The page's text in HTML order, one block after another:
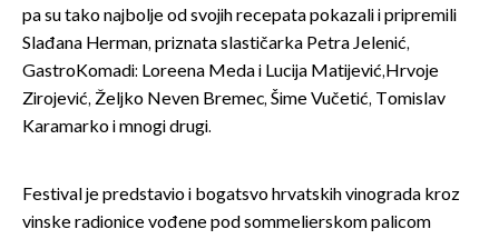
pa su tako najbolje od svojih recepata pokazali i pripremili
Slađana Herman, priznata slastičarka Petra Jelenić,
GastroKomadi: Loreena Meda i Lucija Matijević,Hrvoje
Zirojević, Željko Neven Bremec, Šime Vučetić, Tomislav
Karamarko i mnogi drugi.
Festival je predstavio i bogatsvo hrvatskih vinograda kroz
vinske radionice vođene pod sommelierskom palicom